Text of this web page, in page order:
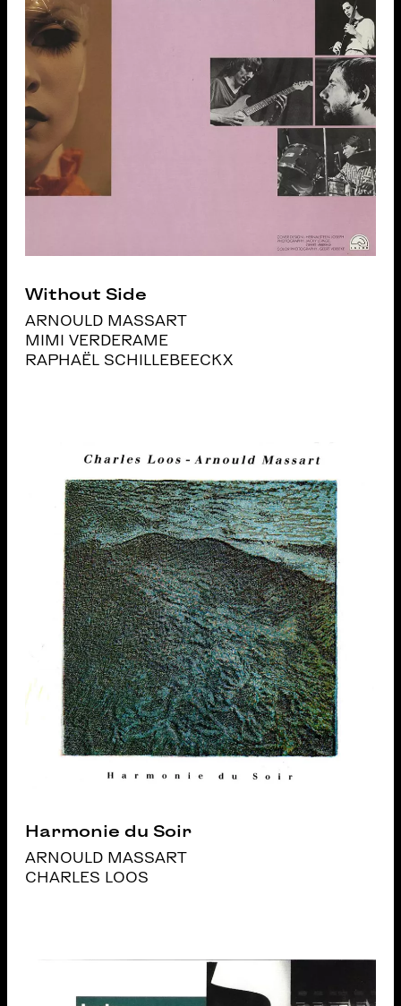
Without Side
ARNOULD MASSART
MIMI VERDERAME
RAPHAËL SCHILLEBEECKX
Harmonie du Soir
ARNOULD MASSART
CHARLES LOOS